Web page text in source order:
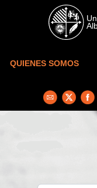
Skip to main content
QUIENES SOMOS